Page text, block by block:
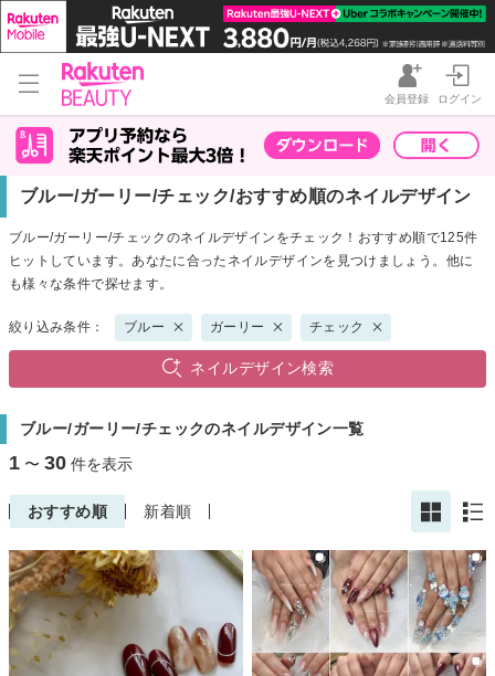
会員登録 ログイン
ブルー/ガーリー/チェック/おすすめ順のネイルデザイン
ブルー/ガーリー/チェックのネイルデザインをチェック！おすすめ順で125件
ヒットしています。あなたに合ったネイルデザインを見つけましょう。他に
も様々な条件で探せます。
絞り込み条件： ブルー ガーリー チェック
ネイルデザイン検索
ブルー/ガーリー/チェックのネイルデザイン一覧
1 〜 30 件を表示
おすすめ順 新着順